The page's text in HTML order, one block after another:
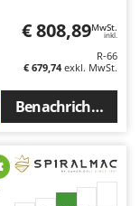
€ 808,89MwSt.
inkl.
R-66
€ 679,74exkl. MwSt.
Benachrichtigen